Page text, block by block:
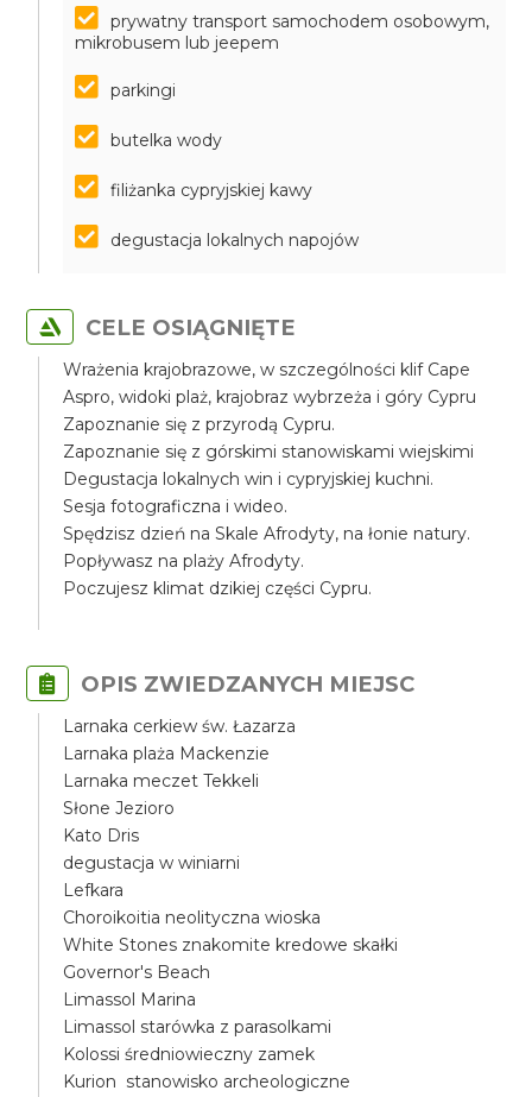
prywatny transport samochodem osobowym,
mikrobusem lub jeepem
parkingi
butelka wody
filiżanka cypryjskiej kawy
degustacja lokalnych napojów
CELE OSIĄGNIĘTE
Wrażenia krajobrazowe, w szczególności klif Cape
Aspro, widoki plaż, krajobraz wybrzeża i góry Cypru
Zapoznanie się z przyrodą Cypru.
Zapoznanie się z górskimi stanowiskami wiejskimi
Degustacja lokalnych win i cypryjskiej kuchni.
Sesja fotograficzna i wideo.
Spędzisz dzień na Skale Afrodyty, na łonie natury.
Popływasz na plaży Afrodyty.
Poczujesz klimat dzikiej części Cypru.
OPIS ZWIEDZANYCH MIEJSC
Larnaka cerkiew św. Łazarza
Larnaka plaża Mackenzie
Larnaka meczet Tekkeli
Słone Jezioro
Kato Dris
degustacja w winiarni
Lefkara
Choroikoitia neolityczna wioska
White Stones znakomite kredowe skałki
Governor's Beach
Limassol Marina
Limassol starówka z parasolkami
Kolossi średniowieczny zamek
Kurion stanowisko archeologiczne